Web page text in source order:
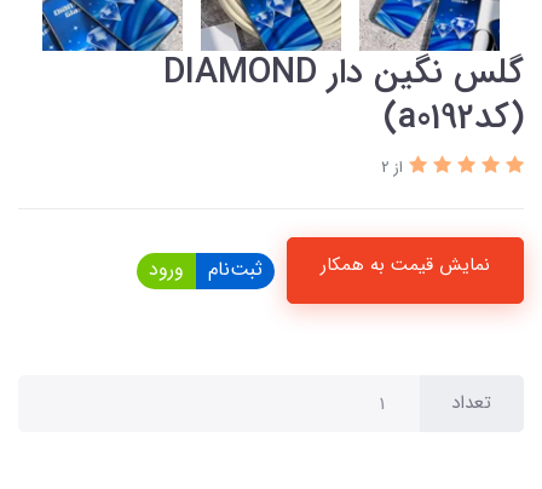
گلس نگین دار DIAMOND
(کدa0192)
از 2
نمایش قیمت به همکار ثبت‌نام ورود
تعداد